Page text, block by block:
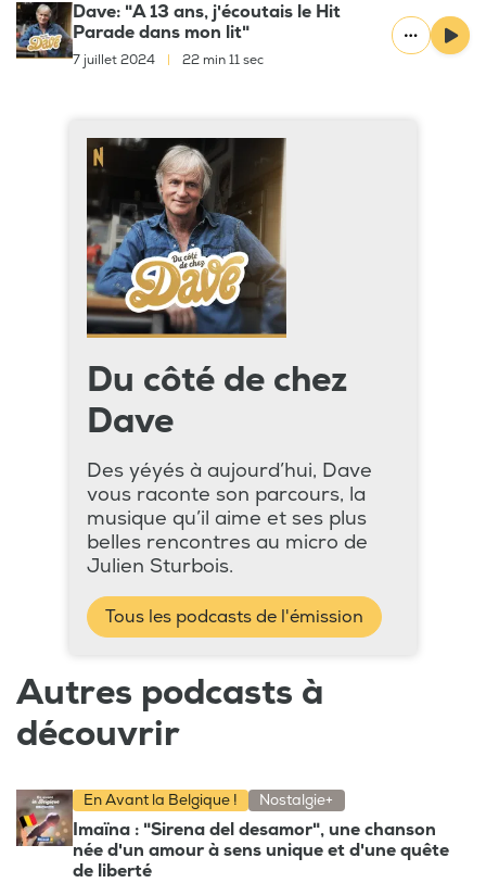
Dave: "A 13 ans, j'écoutais le Hit
Parade dans mon lit"
7 juillet 2024 22 min 11 sec
Du côté de chez
Dave
Des yéyés à aujourd’hui, Dave
vous raconte son parcours, la
musique qu’il aime et ses plus
belles rencontres au micro de
Julien Sturbois.
Tous les podcasts de l'émission
Autres podcasts à
découvrir
En Avant la Belgique ! Nostalgie+
Imaïna : "Sirena del desamor", une chanson
née d'un amour à sens unique et d'une quête
de liberté